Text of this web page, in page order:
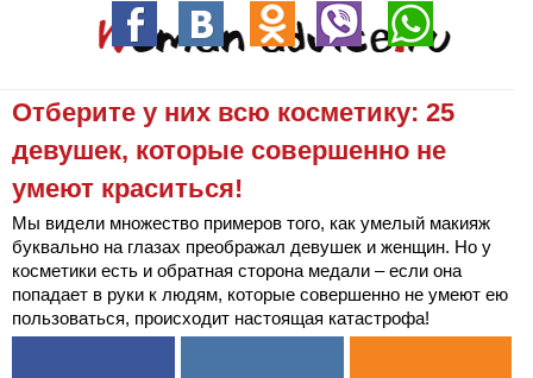
Отберите у них всю косметику: 25
девушек, которые совершенно не
умеют краситься!
Мы видели множество примеров того, как умелый макияж
буквально на глазах преображал девушек и женщин. Но у
косметики есть и обратная сторона медали – если она
попадает в руки к людям, которые совершенно не умеют ею
пользоваться, происходит настоящая катастрофа!